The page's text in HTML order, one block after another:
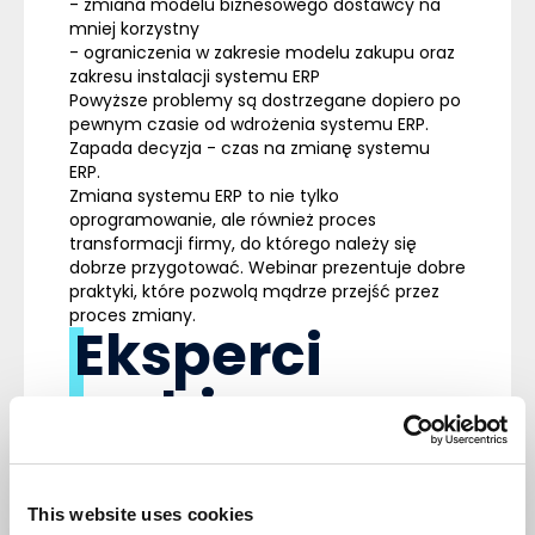
This website uses cookies
mniej korzystny
- ograniczenia w zakresie modelu zakupu oraz
zakresu instalacji systemu ERP
Powyższe problemy są dostrzegane dopiero po
pewnym czasie od wdrożenia systemu ERP.
Zapada decyzja - czas na zmianę systemu
ERP.
Zmiana systemu ERP to nie tylko
oprogramowanie, ale również proces
transformacji firmy, do którego należy się
dobrze przygotować. Webinar prezentuje dobre
praktyki, które pozwolą mądrze przejść przez
proces zmiany.
Eksperci
webinaru
Jakub Cebula - Radca prawny, prawnik
Juliusz Tomeczek - Dyrektor produktu,